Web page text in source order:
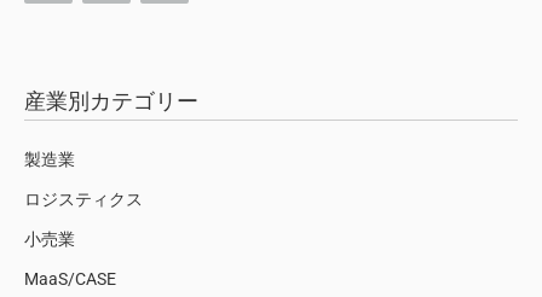
産業別カテゴリー
製造業
ロジスティクス
小売業
MaaS/CASE